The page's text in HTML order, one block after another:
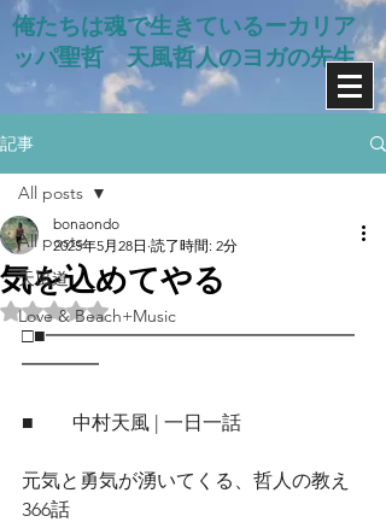
俺たちは魂で生きているー​カリア
ッパ聖哲 天風哲人のヨガの先生
記事
All posts
天風道
Love & Beach+Music
All posts
気を込めてやる
bonaondo
2025年5月28日 読了時間: 2分
5つ星のうちNaNと評価されています。
□■━━━━━━━━━━━━━━━━
━━━━
■　　中村天風 | 一日一話
元気と勇気が湧いてくる、哲人の教え
366話